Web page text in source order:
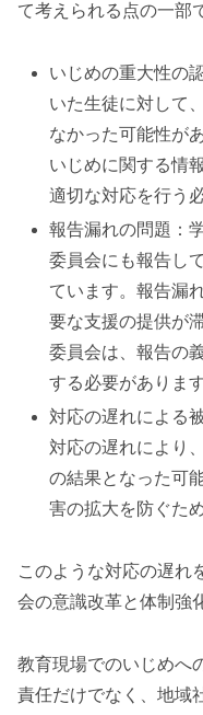
て考えられる点の一部
いじめの重大性の
いた生徒に対して
なかった可能性が
いじめに関する情
適切な対応を行う
報告漏れの問題：
委員会にも報告し
ています。報告漏
要な支援の提供が
委員会は、報告の
する必要があります
対応の遅れによる
対応の遅れにより
の結果となった可
害の拡大を防ぐた
このような対応の遅れ
会の意識改革と体制強
教育現場でのいじめへ
責任だけでなく、地域